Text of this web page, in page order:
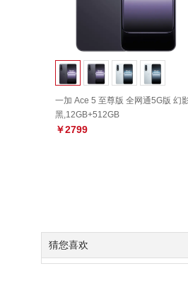
一加 Ace 5 至尊版 全网通5G版 幻
黑,12GB+512GB
￥2799
猜您喜欢